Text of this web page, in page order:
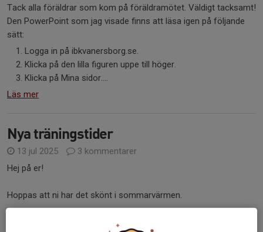
Tack alla föräldrar som kom på föräldramötet. Väldigt tacksamt!
Den PowerPoint som jag visade finns att läsa igen på följande
sätt:
Logga in på ibkvanersborg.se.
Klicka på den lilla figuren uppe till höger.
Klicka på Mina sidor....
Läs mer
Nya träningstider
13 jul 2025
3 kommentarer
Hej på er!
Hoppas att ni har det skönt i sommarvärmen.
Här kommer lite kort information om nästa säsong så att ni